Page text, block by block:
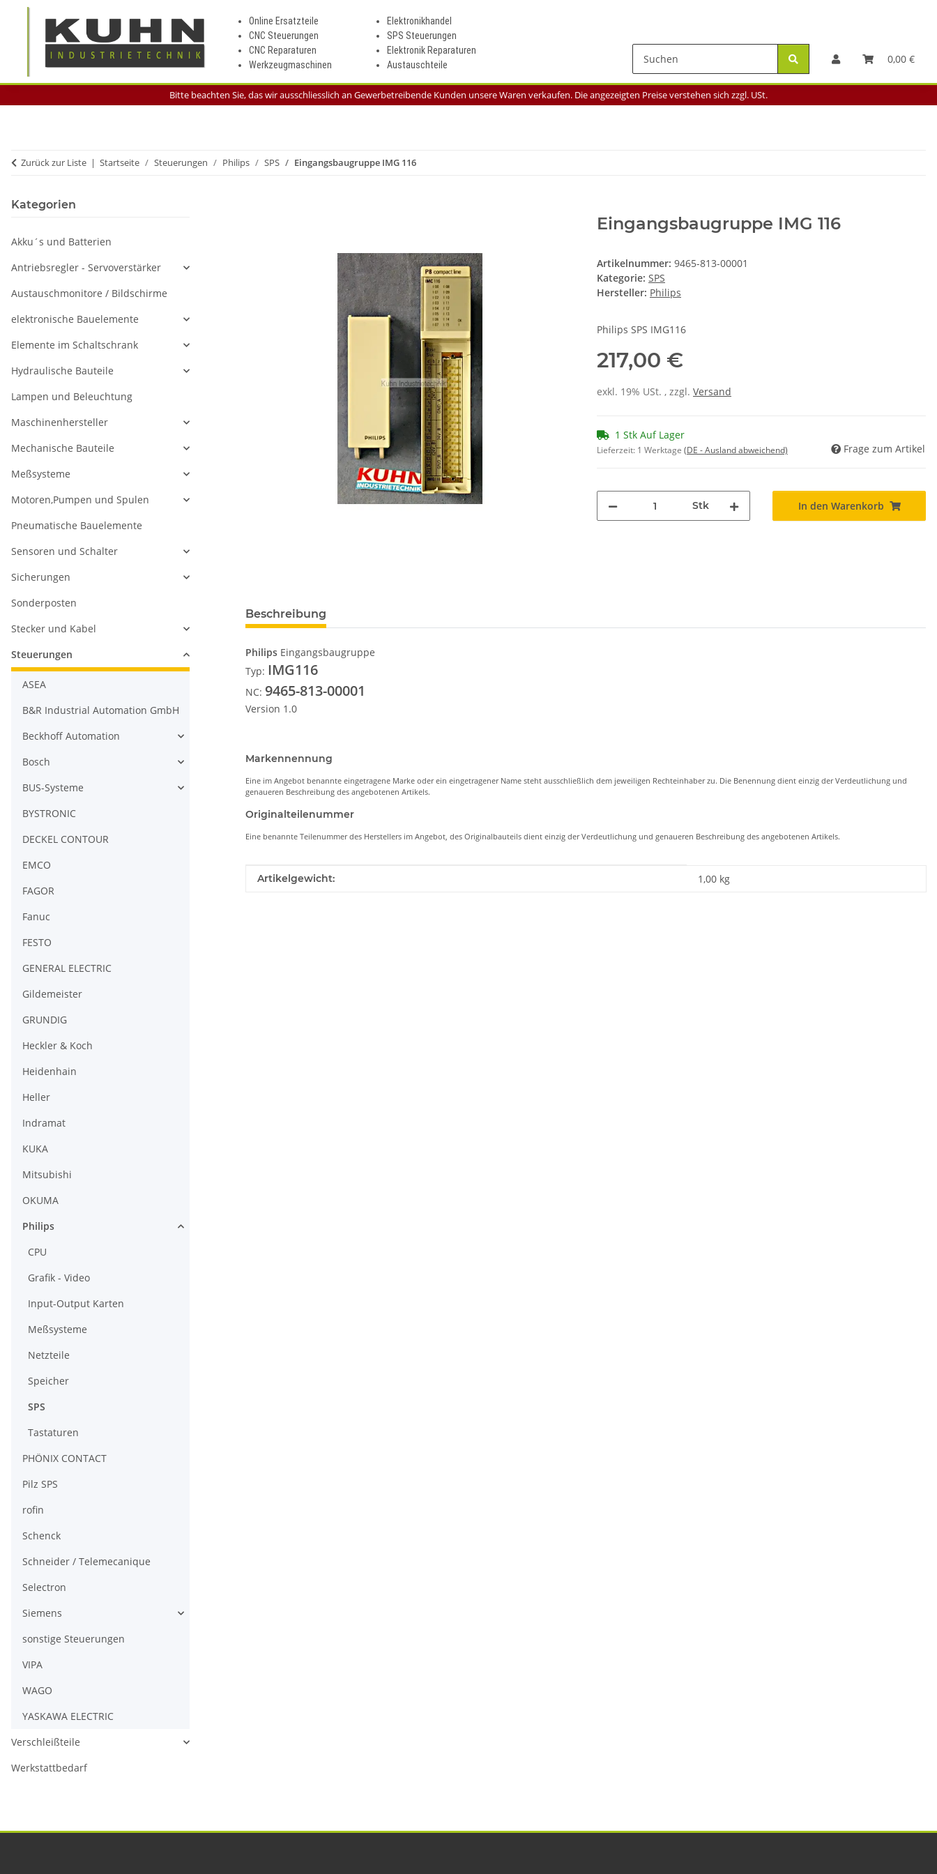
Online Ersatzteile
CNC Steuerungen
CNC Reparaturen
Werkzeugmaschinen
Elektronikhandel
SPS Steuerungen
Elektronik Reparaturen
Austauschteile
0,00 €
Bitte beachten Sie, das wir ausschliesslich an Gewerbetreibende Kunden unsere Waren verkaufen. Die angezeigten Preise verstehen sich zzgl. USt.
Zurück zur Liste Startseite Steuerungen Philips SPS Eingangsbaugruppe IMG 116
Eingangsbaugruppe IMG 116
Artikelnummer: 9465-813-00001
Kategorie: SPS
Hersteller: Philips
Philips SPS IMG116
217,00 €
exkl. 19% USt. , zzgl. Versand
1 Stk Auf Lager
Lieferzeit: 1 Werktage (DE - Ausland abweichend) Frage zum Artikel
Stk In den Warenkorb
Beschreibung
Philips Eingangsbaugruppe
Typ: IMG116
NC: 9465-813-00001
Version 1.0
Markennennung
Eine im Angebot benannte eingetragene Marke oder ein eingetragener Name steht ausschließlich dem jeweiligen Rechteinhaber zu. Die Benennung dient einzig der Verdeutlichung und
genaueren Beschreibung des angebotenen Artikels.
Originalteilenummer
Eine benannte Teilenummer des Herstellers im Angebot, des Originalbauteils dient einzig der Verdeutlichung und genaueren Beschreibung des angebotenen Artikels.
Produkteigenschaft
Wert
Artikelgewicht: 1,00 kg
Kategorien
Akku´s und Batterien
Antriebsregler - Servoverstärker
Austauschmonitore / Bildschirme
elektronische Bauelemente
Elemente im Schaltschrank
Hydraulische Bauteile
Lampen und Beleuchtung
Maschinenhersteller
Mechanische Bauteile
Meßsysteme
Motoren,Pumpen und Spulen
Pneumatische Bauelemente
Sensoren und Schalter
Sicherungen
Sonderposten
Stecker und Kabel
Steuerungen
ASEA
B&R Industrial Automation GmbH
Beckhoff Automation
Bosch
BUS-Systeme
BYSTRONIC
DECKEL CONTOUR
EMCO
FAGOR
Fanuc
FESTO
GENERAL ELECTRIC
Gildemeister
GRUNDIG
Heckler & Koch
Heidenhain
Heller
Indramat
KUKA
Mitsubishi
OKUMA
Philips
CPU
Grafik - Video
Input-Output Karten
Meßsysteme
Netzteile
Speicher
SPS
Tastaturen
PHÖNIX CONTACT
Pilz SPS
rofin
Schenck
Schneider / Telemecanique
Selectron
Siemens
sonstige Steuerungen
VIPA
WAGO
YASKAWA ELECTRIC
Verschleißteile
Werkstattbedarf